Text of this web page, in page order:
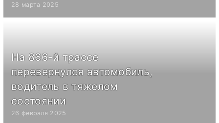
28 марта 2025
На 866-й трассе
перевернулся автомобиль,
водитель в тяжелом
состоянии
26 февраля 2025